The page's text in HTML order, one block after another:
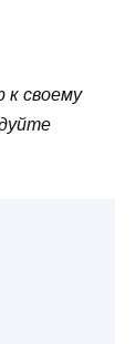
своему